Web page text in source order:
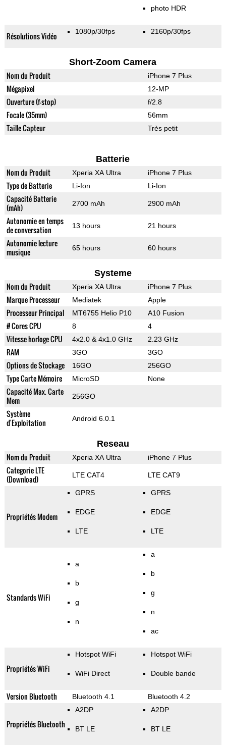
photo HDR
Résolutions Vidéo 1080p/30fps 2160p/30fps
Short-Zoom Camera
Nom du Produit iPhone 7 Plus
Mégapixel 12-MP
Ouverture (f-stop) f/2.8
Focale (35mm) 56mm
Taille Capteur Très petit
Batterie
Nom du Produit Xperia XA Ultra iPhone 7 Plus
Type de Batterie Li-Ion Li-Ion
Capacité Batterie
(mAh)
2700 mAh 2900 mAh
Autonomie en temps
de conversation
13 hours 21 hours
Autonomie lecture
musique
65 hours 60 hours
Systeme
Nom du Produit Xperia XA Ultra iPhone 7 Plus
Marque Processeur Mediatek Apple
Processeur Principal MT6755 Helio P10 A10 Fusion
# Cores CPU 8 4
Vitesse horloge CPU 4x2.0 & 4x1.0 GHz 2.23 GHz
RAM 3GO 3GO
Options de Stockage 16GO 256GO
Type Carte Mémoire MicroSD None
Capacité Max. Carte
Mem
256GO
Système
d'Exploitation
Android 6.0.1
Reseau
Nom du Produit Xperia XA Ultra iPhone 7 Plus
Categorie LTE
(Download)
LTE CAT4 LTE CAT9
Propriétés Modem
GPRS
EDGE
LTE
GPRS
EDGE
LTE
Standards WiFi
a
b
g
n
a
b
g
n
ac
Propriétés WiFi
Hotspot WiFi
WiFi Direct
Hotspot WiFi
Double bande
Version Bluetooth Bluetooth 4.1 Bluetooth 4.2
Propriétés Bluetooth
A2DP
BT LE
A2DP
BT LE